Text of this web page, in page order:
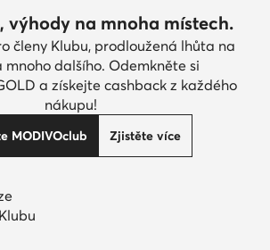
výhody na mnoha místech.
členy Klubu, prodloužená lhůta na
mnoho dalšího. Odemkněte si
a získejte cashback z každého
nákupu!
MODIVOclub Zjistěte více